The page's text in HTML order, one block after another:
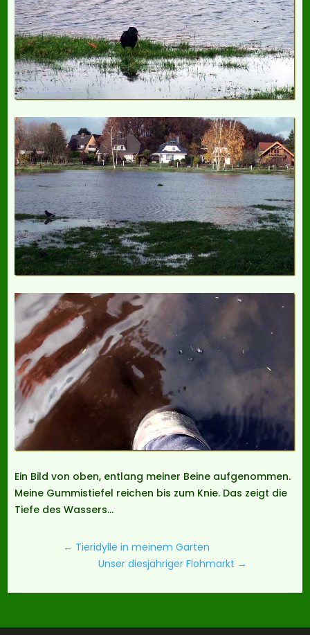
Ein Bild von oben, entlang meiner Beine aufgenommen.
Meine Gummistiefel reichen bis zum Knie. Das zeigt die
Tiefe des Wassers…
← Tieridylle in meinem Garten
Unser diesjähriger Flohmarkt →